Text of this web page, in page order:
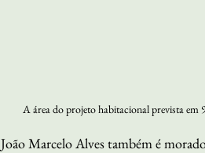
A área do projeto habitacional prevista em
João Marcelo Alves também é